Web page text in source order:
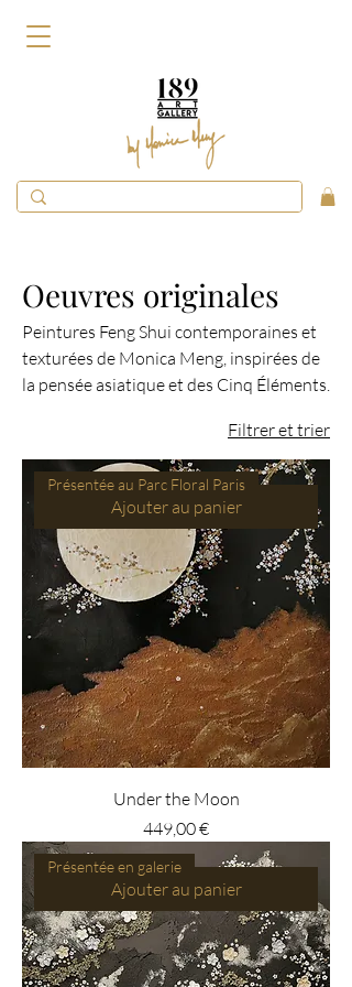
Oeuvres originales
Peintures Feng Shui contemporaines et
texturées de Monica Meng, inspirées de
la pensée asiatique et des Cinq Éléments.
Filtrer et trier
Ajouter au panier
Présentée au Parc Floral Paris
Under the Moon
Prix
449,00 €
Ajouter au panier
Présentée en galerie